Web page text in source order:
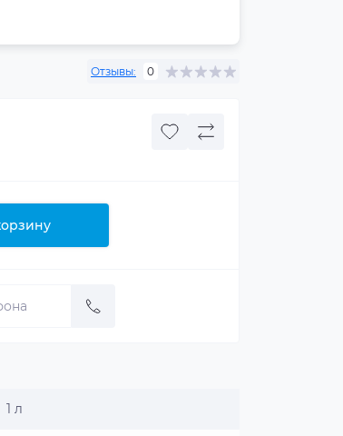
Отзывы: 0
1 л